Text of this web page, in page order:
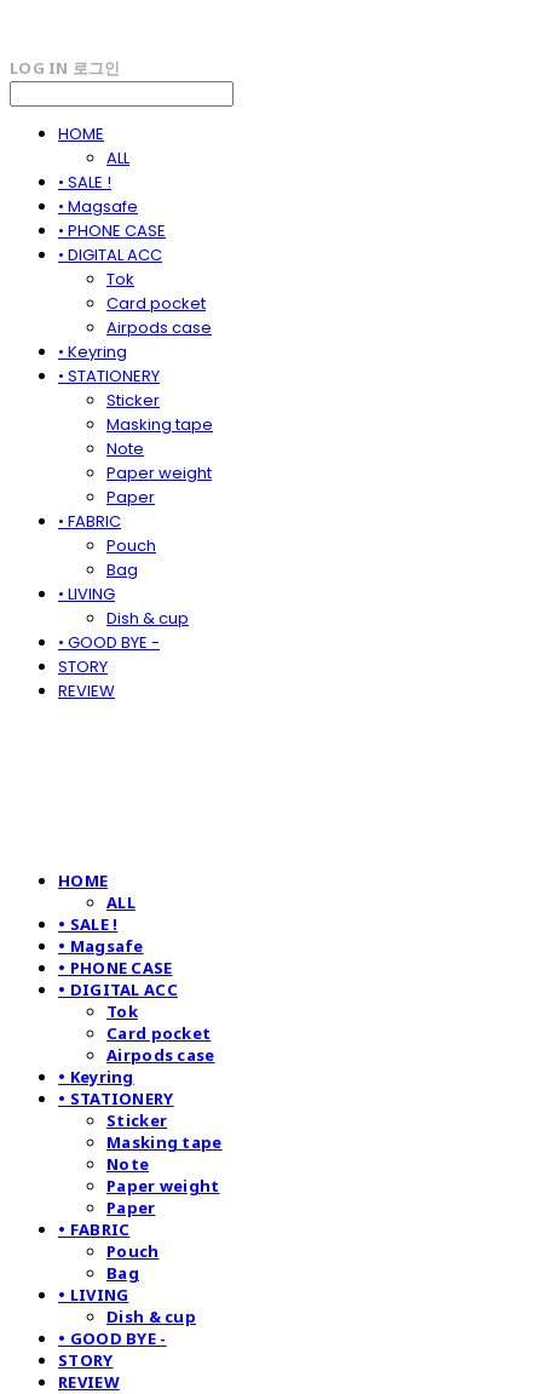
LOG IN 로그인
HOME
ALL
• SALE !
• Magsafe
• PHONE CASE
• DIGITAL ACC
Tok
Card pocket
Airpods case
• Keyring
• STATIONERY
Sticker
Masking tape
Note
Paper weight
Paper
• FABRIC
Pouch
Bag
• LIVING
Dish & cup
• GOOD BYE -
STORY
REVIEW
HOME
ALL
• SALE !
• Magsafe
• PHONE CASE
• DIGITAL ACC
Tok
Card pocket
Airpods case
• Keyring
• STATIONERY
Sticker
Masking tape
Note
Paper weight
Paper
• FABRIC
Pouch
Bag
• LIVING
Dish & cup
• GOOD BYE -
STORY
REVIEW